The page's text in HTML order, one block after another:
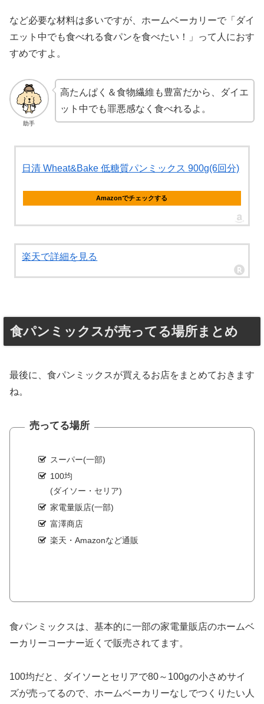
など必要な材料は多いですが、ホームベーカリーで「ダイ
エット中でも食べれる食パンを食べたい！」って人におす
すめですよ。
助手
高たんぱく＆食物繊維も豊富だから、ダイエ
ット中でも罪悪感なく食べれるよ。
日清 Wheat&Bake 低糖質パンミックス 900g(6回分)
Amazonでチェックする
楽天で詳細を見る
食パンミックスが売ってる場所まとめ
最後に、食パンミックスが買えるお店をまとめておきます
ね。
売ってる場所
スーパー(一部)
100均
(ダイソー・セリア)
家電量販店(一部)
富澤商店
楽天・Amazonなど通販
食パンミックスは、基本的に一部の家電量販店のホームベ
ーカリーコーナー近くで販売されてます。
100均だと、ダイソーとセリアで80～100gの小さめサイ
ズが売ってるので、ホームベーカリーなしでつくりたい人